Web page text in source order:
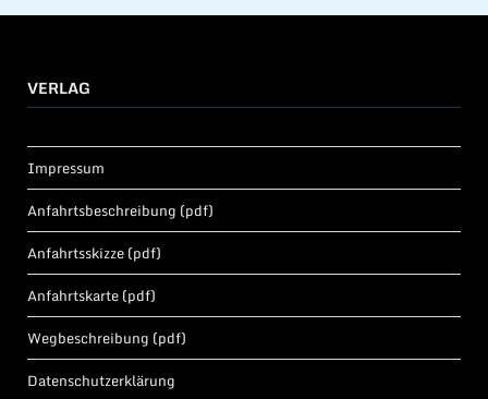
VERLAG
Impressum
Anfahrtsbeschreibung (pdf)
Anfahrtsskizze (pdf)
Anfahrtskarte (pdf)
Wegbeschreibung (pdf)
Datenschutzerklärung